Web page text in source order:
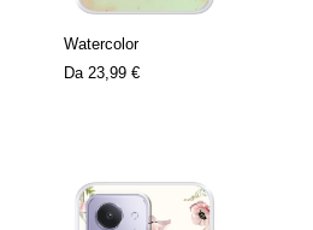
Watercolor
Da 23,99 €